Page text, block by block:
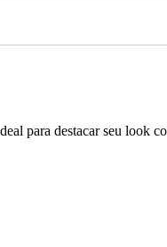
para destacar seu look